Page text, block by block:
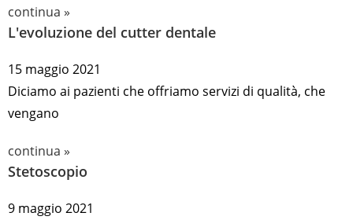
continua »
L'evoluzione del cutter dentale
15 maggio 2021
Diciamo ai pazienti che offriamo servizi di qualità, che
vengano
continua »
Stetoscopio
9 maggio 2021